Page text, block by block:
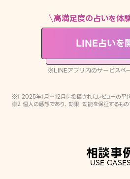
※LINEアプリ内のサービスページへ遷移します
高満足度の占いを体
LINE占いを
※LINEアプリ内のサービスペ
※1 2025年1月〜12月に投稿されたレビューの平
※2 個人の感想であり、効果・効能を保証するも
相談事
USE CASES